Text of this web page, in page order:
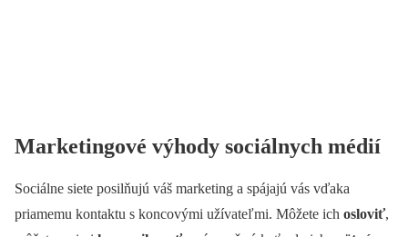
Marketingové výhody sociálnych médií
Sociálne siete posilňujú váš marketing a spájajú vás vďaka
priamemu kontaktu s koncovými užívateľmi. Môžete ich osloviť,